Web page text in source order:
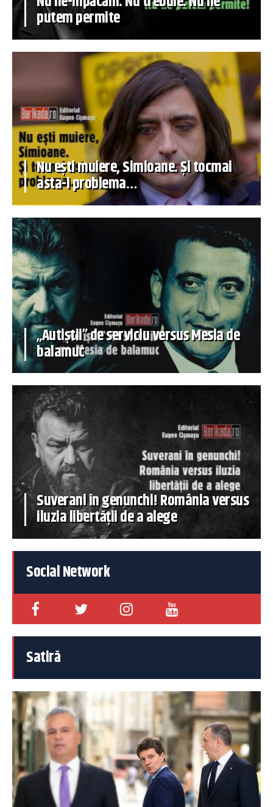
putem permite
Nu ești muiere, Simioane. Și tocmai
asta-i problema…
„Autiștii” de serviciu versus Mesia de
balamuc
Suverani în genunchi! România versus
iluzia libertății de a alege
Social Network
Satiră